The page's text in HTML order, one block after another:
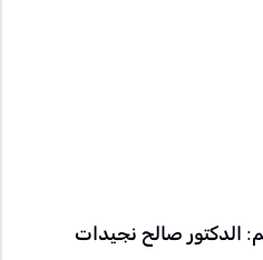
الدكتور صالح نجيدات